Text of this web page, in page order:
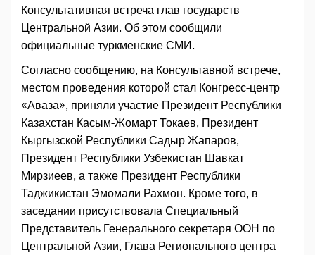
Консультативная встреча глав государств
Центральной Азии. Об этом сообщили
официальные туркменские СМИ.
Согласно сообщению, на Консультавной встрече,
местом проведения которой стал Конгресс-центр
«Аваза», приняли участие Президент Республики
Казахстан Касым-Жомарт Токаев, Президент
Кыргызской Республики Садыр Жапаров,
Президент Республики Узбекистан Шавкат
Мирзиеев, а также Президент Республики
Таджикистан Эмомали Рахмон. Кроме того, в
заседании присутствовала Специальный
Представитель Генерального секретаря ООН по
Центральной Азии, Глава Регионального центра